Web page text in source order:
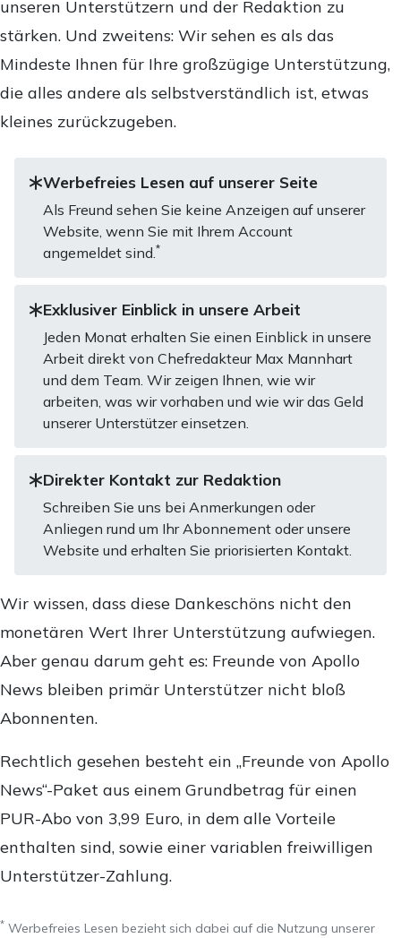
unseren Unterstützern und der Redaktion zu
stärken. Und zweitens: Wir sehen es als das
Mindeste Ihnen für Ihre großzügige Unterstützung,
die alles andere als selbstverständlich ist, etwas
kleines zurückzugeben.
Werbefreies Lesen auf unserer Seite
Als Freund sehen Sie keine Anzeigen auf unserer
Website, wenn Sie mit Ihrem Account
angemeldet sind.*
Exklusiver Einblick in unsere Arbeit
Jeden Monat erhalten Sie einen Einblick in unsere
Arbeit direkt von Chefredakteur Max Mannhart
und dem Team. Wir zeigen Ihnen, wie wir
arbeiten, was wir vorhaben und wie wir das Geld
unserer Unterstützer einsetzen.
Direkter Kontakt zur Redaktion
Schreiben Sie uns bei Anmerkungen oder
Anliegen rund um Ihr Abonnement oder unsere
Website und erhalten Sie priorisierten Kontakt.
Wir wissen, dass diese Dankeschöns nicht den
monetären Wert Ihrer Unterstützung aufwiegen.
Aber genau darum geht es: Freunde von Apollo
News bleiben primär Unterstützer nicht bloß
Abonnenten.
Rechtlich gesehen besteht ein „Freunde von Apollo
News“-Paket aus einem Grundbetrag für einen
PUR-Abo von 3,99 Euro, in dem alle Vorteile
enthalten sind, sowie einer variablen freiwilligen
Unterstützer-Zahlung.
* Werbefreies Lesen bezieht sich dabei auf die Nutzung unserer